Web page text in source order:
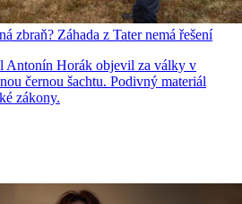
zbraň? Záhada z Tater nemá řešení
Antonín Horák objevil za války v
černou šachtu. Podivný materiál
zákony.